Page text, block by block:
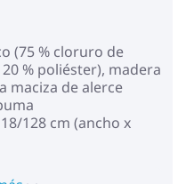
(75 % cloruro de
% poliéster), madera
maciza de alerce
128 cm (ancho x